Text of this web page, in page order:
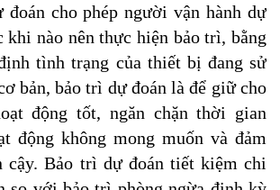
cho phép người vận hành dự
khi nào nên thực hiện bảo trì, bằng
tình trạng của thiết bị đang sử
bản, bảo trì dự đoán là để giữ cho
động tốt, ngăn chặn thời gian
động không mong muốn và đảm
cậy. Bảo trì dự đoán tiết kiệm chi